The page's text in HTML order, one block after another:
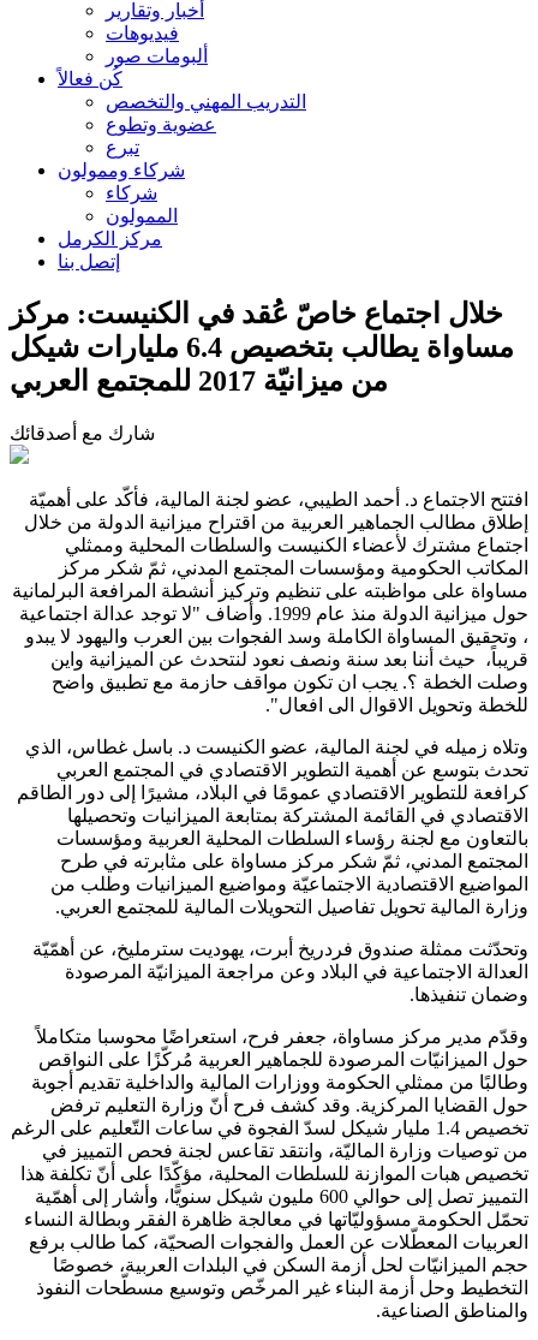
أخبار وتقارير
فيديوهات
ألبومات صور
كُن فعالاً
التدريب المهني والتخصص
عضوية وتطوع
تبرع
شركاء وممولون
شركاء
الممولون
مركز الكرمل
إتصل بنا
خلال اجتماع خاصّ عُقد في الكنيست: مركز
مساواة يطالب بتخصيص 6.4 مليارات شيكل
من ميزانيّة 2017 للمجتمع العربي
شارك مع أصدقائك
افتتح الاجتماع د. أحمد الطيبي، عضو لجنة المالية، فأكّد على أهميّة
إطلاق مطالب الجماهير العربية من اقتراح ميزانية الدولة من خلال
اجتماع مشترك لأعضاء الكنيست والسلطات المحلية وممثلي
المكاتب الحكومية ومؤسسات المجتمع المدني، ثمّ شكر مركز
مساواة على مواظبته على تنظيم وتركيز أنشطة المرافعة البرلمانية
حول ميزانية الدولة منذ عام 1999. وأضاف "لا توجد عدالة اجتماعية
، وتحقيق المساواة الكاملة وسد الفجوات بين العرب واليهود لا يبدو
قريباً، حيث أننا بعد سنة ونصف نعود لنتحدث عن الميزانية واين
وصلت الخطة ؟. يجب ان تكون مواقف حازمة مع تطبيق واضح
للخطة وتحويل الاقوال الى افعال".
وتلاه زميله في لجنة المالية، عضو الكنيست د. باسل غطاس، الذي
تحدث بتوسع عن أهمية التطوير الاقتصادي في المجتمع العربي
كرافعة للتطوير الاقتصادي عمومًا في البلاد، مشيرًا إلى دور الطاقم
الاقتصادي في القائمة المشتركة بمتابعة الميزانيات وتحصيلها
بالتعاون مع لجنة رؤساء السلطات المحلية العربية ومؤسسات
المجتمع المدني، ثمّ شكر مركز مساواة على مثابرته في طرح
المواضيع الاقتصادية الاجتماعيّة ومواضيع الميزانيات وطلب من
وزارة المالية تحويل تفاصيل التحويلات المالية للمجتمع العربي.
وتحدّثت ممثلة صندوق فردريخ أبرت، يهوديت سترمليخ، عن أهمّيّة
العدالة الاجتماعية في البلاد وعن مراجعة الميزانيّة المرصودة
وضمان تنفيذها.
وقدّم مدير مركز مساواة، جعفر فرح، استعراضًا محوسبا متكاملاً
حول الميزانيّات المرصودة للجماهير العربية مُركّزًا على النواقص
وطالبًا من ممثلي الحكومة ووزارات المالية والداخلية تقديم أجوبة
حول القضايا المركزية. وقد كشف فرح أنّ وزارة التعليم ترفض
تخصيص 1.4 مليار شيكل لسدّ الفجوة في ساعات التّعليم على الرغم
من توصيات وزارة الماليّة، وانتقد تقاعس لجنة فحص التمييز في
تخصيص هبات الموازنة للسلطات المحلية، مؤكّدًا على أنّ تكلفة هذا
التمييز تصل إلى حوالي 600 مليون شيكل سنويًّا، وأشار إلى أهمّية
تحمّل الحكومة مسؤوليّاتها في معالجة ظاهرة الفقر وبطالة النساء
العربيات المعطّلات عن العمل والفجوات الصحيّة، كما طالب برفع
حجم الميزانيّات لحل أزمة السكن في البلدات العربية، خصوصًا
التخطيط وحل أزمة البناء غير المرخّص وتوسيع مسطّحات النفوذ
والمناطق الصناعية.